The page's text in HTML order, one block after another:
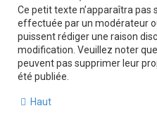
Ce petit texte n’apparaîtra pas
effectuée par un modérateur
puissent rédiger une raison
modification. Veuillez noter
peuvent pas supprimer leur
été publiée.
Haut